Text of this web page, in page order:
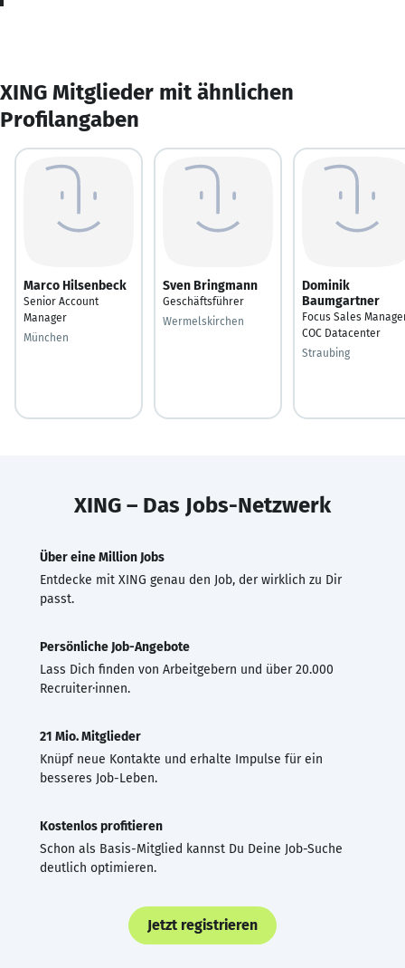
XING Mitglieder mit ähnlichen
Profilangaben
Marco Hilsenbeck
Senior Account
Manager
München
Sven Bringmann
Geschäftsführer
Wermelskirchen
Dominik
Baumgartner
Focus Sales
COC Datacenter
Straubing
XING – Das Jobs-Netzwerk
Über eine Million Jobs
Entdecke mit XING genau den Job, der wirklich zu Dir
passt.
Persönliche Job-Angebote
Lass Dich finden von Arbeitgebern und über 20.000
Recruiter·innen.
21 Mio. Mitglieder
Knüpf neue Kontakte und erhalte Impulse für ein
besseres Job-Leben.
Kostenlos profitieren
Schon als Basis-Mitglied kannst Du Deine Job-Suche
deutlich optimieren.
Jetzt registrieren